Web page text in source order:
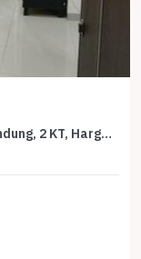
Rumah Sewaan Murah di Buah Batu, Bandung, 2 KT, Harga 42 Juta /tahun